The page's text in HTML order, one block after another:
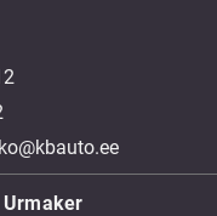
Urmaker